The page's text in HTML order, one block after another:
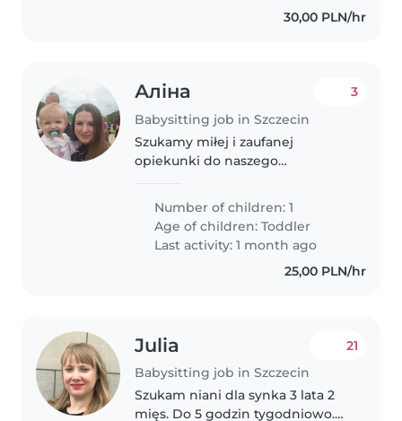
30,00 PLN/hr
Аліна
Babysitting job in Szczecin
3
Szukamy miłej i zaufanej
opiekunki do naszego
miesięcy. Nasz maluch uwielbia
zabawę i odkrywanie świata,
dlatego chcielibyśmy..
Number of children: 1
Age of children:Toddler
Last activity: 1 month ago
25,00 PLN/hr
Julia
Babysitting job in Szczecin
21
Szukam niani dla synka 3 lata 2
mięs. Do 5 godzin tygodniowo.